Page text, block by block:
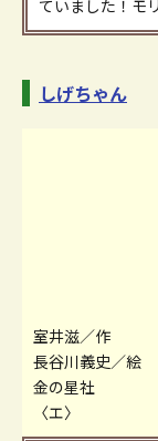
ていました！モ
しげちゃん
室井滋／作
長谷川義史／絵
金の星社
〈エ〉